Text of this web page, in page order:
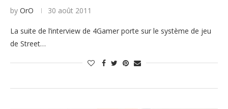
by OrO 30 août 2011
La suite de l’interview de 4Gamer porte sur le système de jeu
de Street…